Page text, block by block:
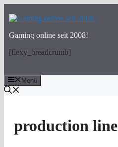
Inhalt
Gaming online seit 2008!
[flexy_breadcrumb]
Menü
production line